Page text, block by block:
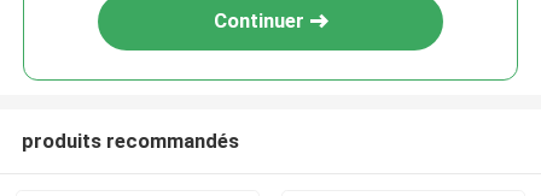
Continuer
produits recommandés